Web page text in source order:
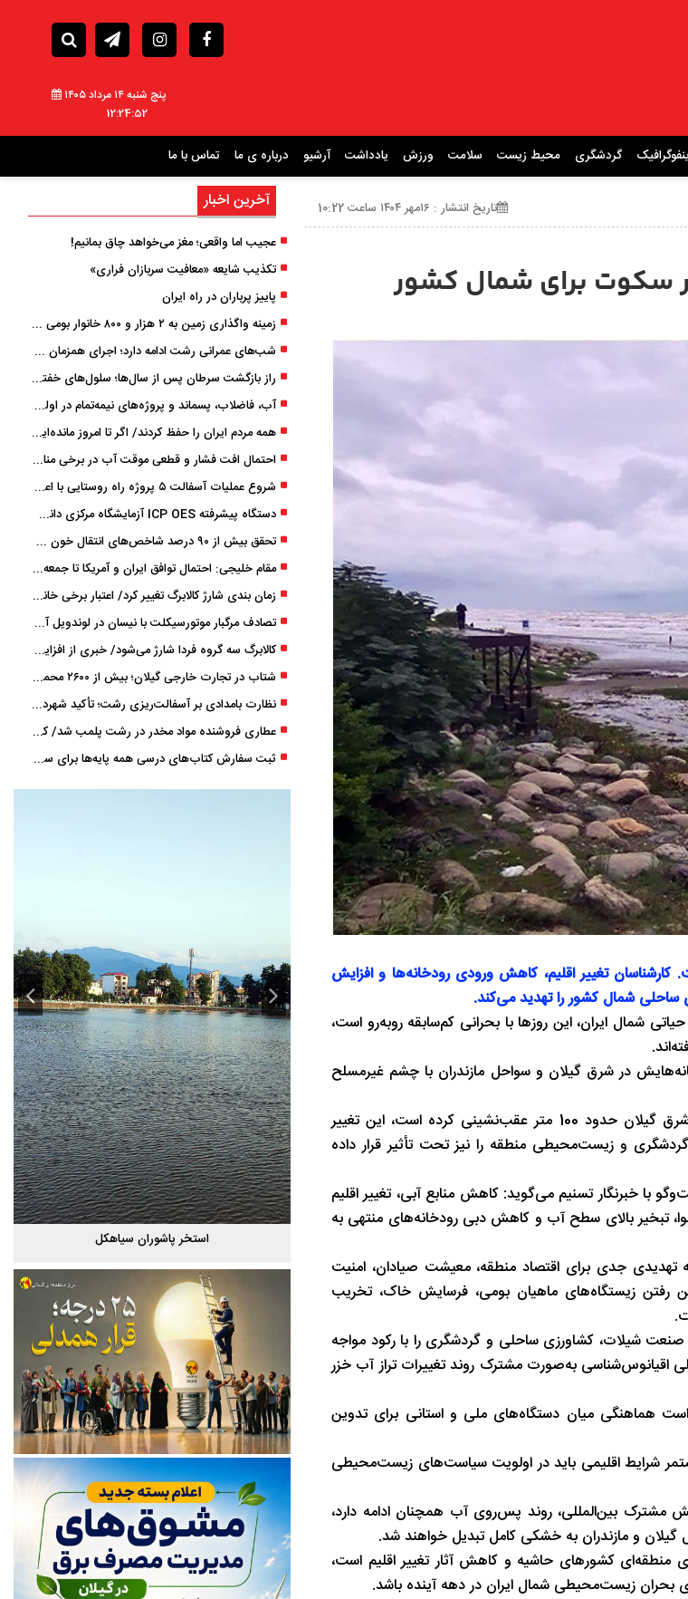
پنج شنبه ۱۴ مرداد ۱۴۰۵
12:24:54
گردشگری محیط زیست سلامت ورزش یادداشت آرشیو درباره ی ما تماس با ما
تاریخ انتشار : ۱۶مهر ۱۴۰۴ ساعت 10:22
سکوت برای شمال کشور
از ۱۰۰ متر عقب ‌نشینی کرده است. کارشناسان تغییر اقلیم، کاهش ورودی رودخانه‌ها و افزایش
ساحلی شمال کشور را تهدید می‌کند.
شمال ایران، این روزها با بحرانی کم‌سابقه روبه‌رو است،
در شرق گیلان و سواحل مازندران با چشم غیرمسلح
براساس مشاهدات میدانی و داده‌های علمی، در هشت سال گذشته خط ساحلی در شرق گیلان حدود 100 متر عقب‌نشینی کرده است، این تغییر
و زیست‌محیطی منطقه را نیز تحت تأثیر قرار داده
با خبرنگار تسنیم می‌گوید: کاهش منابع آبی، تغییر اقلیم
تبخیر بالای سطح آب و کاهش دبی رودخانه‌های منتهی به
جدی برای اقتصاد منطقه، معیشت صیادان، امنیت
رفتن زیستگاه‌های ماهیان بومی، فرسایش خاک، تخریب
و صنعت شیلات، کشاورزی ساحلی و گردشگری را با رکود مواجه
اقیانوس‌شناسی به‌صورت مشترک روند تغییرات تراز آب خزر
هماهنگی میان دستگاه‌های ملی و استانی برای تدوین
شرایط اقلیمی باید در اولویت سیاست‌های زیست‌محیطی
بین‌المللی، روند پس‌روی آب همچنان ادامه دارد،‌
و مازندران به خشکی کامل تبدیل خواهند شد.
منطقه‌ای کشورهای حاشیه و کاهش آثار تغییر اقلیم است،
بحران زیست‌محیطی شمال ایران در دهه آینده باشد.
آخرین اخبار
عجیب اما واقعی؛ مغز می‌خواهد چاق بمانیم!
تکذیب شایعه «معافیت سربازان فراری»
پاییز پرباران در راه ایران
زمینه واگذاری زمین به ۲ هزار و ۸۰۰ خانوار بومی گیلان فراهم شد
شب‌های عمرانی رشت ادامه دارد؛ اجرای همزمان آسفالت‌ریزی در پنج منطقه شهری
راز بازگشت سرطان پس از سال‌ها؛ سلول‌های خفته چگونه دوباره بیدار می‌شوند؟
آب، فاضلاب، پسماند و پروژه‌های نیمه‌تمام در اولویت مصوبات سفر دولت
همه مردم ایران را حفظ کردند/ اگر تا امروز مانده‌ایم، به ‌خاطر مردم نجیب ایران بوده است
احتمال افت فشار و قطعی موقت آب در برخی مناطق گیلان
شروع عملیات آسفالت ۵ پروژه راه ‌روستایی با اعتبار ۳۷۰ میلیاردی در گیلان
دستگاه پیشرفته ICP OES آزمایشگاه مرکزی دانشگاه گیلان دوباره راه‌اندازی شد
تحقق بیش از ۹۰ درصد شاخص‌های انتقال خون گیلان/ نیاز فوری به نوسازی تجهیزات آزمایشگاهی
مقام خلیجی: احتمال توافق ایران و آمریکا تا جمعه 50 درصد است
زمان ‌بندی شارژ کالابرگ تغییر کرد/ اعتبار برخی خانوارها ماه بعد واریز می‌شود
تصادف مرگبار موتورسیکلت با نیسان در لوندویل آستارا/ انتقال مصدوم با اورژانس هوایی به رشت
کالابرگ سه گروه فردا شارژ می‌شود/ خبری از افزایش اعتبار نیست
شتاب در تجارت خارجی گیلان؛ بیش از ۲۶۰۰ محموله زیر ذره‌بین استاندارد
نظارت بامدادی بر آسفالت‌ریزی رشت؛ تأکید شهردار و بازرس کل بر کیفیت اجرای پروژه‌ها
عطاری فروشنده مواد مخدر در رشت پلمب شد/ کشف 8 هزار قرص و 50 لیتر شربت توهم ‌زا
ثبت سفارش کتاب‌های درسی همه پایه‌ها برای سال تحصیلی ۱۴۰۶ ۱۴۰۵ فعال شد
استخر پاشوران سیاهکل